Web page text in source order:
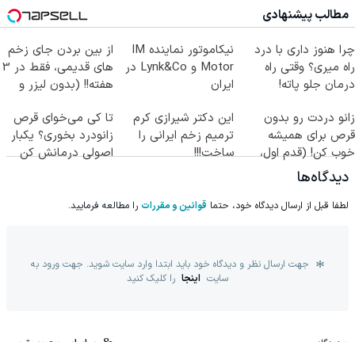
مطالب پیشنهادی
چرا هنوز داری با درد
راه میری؟ وقتی راه
درمان جلو پاته!
نیکاموتور نماینده IM
Motor و Lynk&Co در
ایران
از بین بردن جای زخم
های قدیمی، فقط در 3
هفته!! (بدون لیزر و
زانو دردت رو بدون
قرص برای همیشه
خوب کن! (قدم اول،
پرسش‌نامه)
این دکتر شیرازی کرم
ترمیم زخم ایرانی را
ساخت!!!
تا کی می‌خوای قرص
زانودرد بخوری؟ یکبار
اصولی درمانش کن
دیدگاه‌ها
لطفا قبل از ارسال دیدگاه خود، حتما قوانین و مقررات را مطالعه فرمایید.
جهت ارسال نظر و دیدگاه خود باید ابتدا وارد سایت شوید. جهت ورود به
سایت اینجا را کلیک کنید